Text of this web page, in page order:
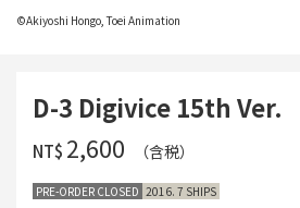
©Akiyoshi Hongo, Toei Animation
D-3 Digivice 15th Ver.
NT$ ‌2,600 （含税）
PRE-ORDER CLOSED 2016. 7 SHIPS